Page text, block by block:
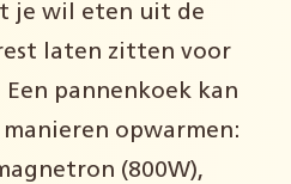
je wil eten uit de
laten zitten voor
pannenkoek kan
opwarmen:
(800W),